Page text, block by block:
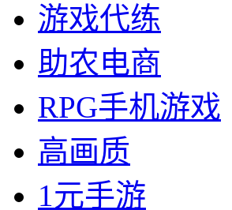
游戏代练
助农电商
RPG手机游戏
高画质
1元手游